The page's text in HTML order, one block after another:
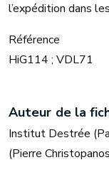
l’expédition dans
Référence
HiG114 ; VDL71
Auteur de la
Institut Destrée
(Pierre